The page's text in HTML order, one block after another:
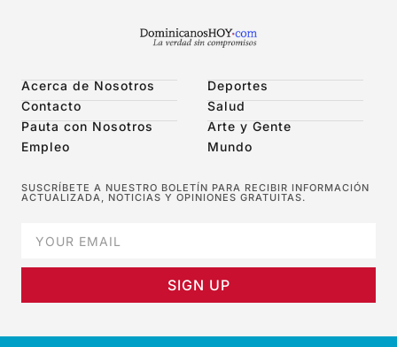
Acerca de Nosotros
Contacto
Pauta con Nosotros
Empleo
Deportes
Salud
Arte y Gente
Mundo
SUSCRÍBETE A NUESTRO BOLETÍN PARA RECIBIR INFORMACIÓN
ACTUALIZADA, NOTICIAS Y OPINIONES GRATUITAS.
SIGN UP